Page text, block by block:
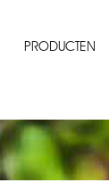
PRODUCTEN